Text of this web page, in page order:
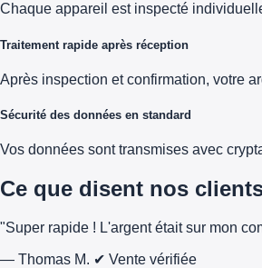
Chaque appareil est inspecté
Traitement rapide après réception
Après inspection et confirmation, votre
Sécurité des données en standard
Vos données sont transmises avec
Ce que disent nos
"Super rapide ! L'argent était sur mon
— Thomas M. ✔ Vente vérifiée